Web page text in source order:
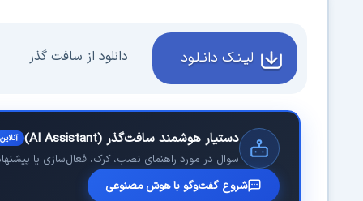
لیـنـک دانـلـود دانلود از سافت گذر
دستیار هوشمند سافت‌گذر (AI Assistant) آنلاین
سوال در مورد راهنمای نصب، کرک، فعال‌سازی یا
شروع گفت‌وگو با هوش مصنوعی